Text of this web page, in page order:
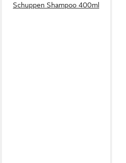
Schuppen Shampoo 400ml